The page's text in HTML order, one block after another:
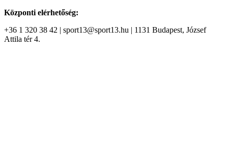
Központi elérhetőség:
+36 1 320 38 42 | sport13@sport13.hu | 1131 Budapest, József
Attila tér 4.